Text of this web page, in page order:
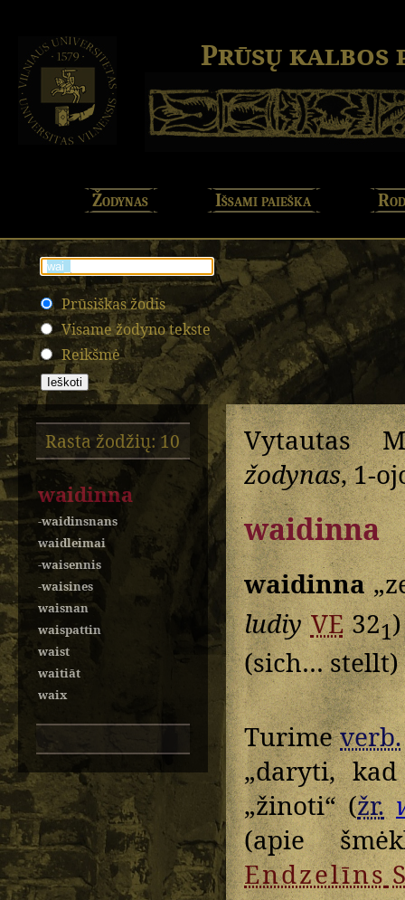
Prūsų kalbos
Žodynas Išsami paieška
Prūsiškas žodis
Visame žodyno tekste
Reikšmė
Rasta žodžių: 10
waidinna
-waidinsnans
waidleimai
-waisennis
-waisines
waisnan
waispattin
waist
waitiāt
waix
Vytautas
žodynas, 1-
waidinna
waidinna
ludiy VE321
(sich… stellt)
Turimeverb.
„daryti,
„žinoti“ (žr.
(apie
Endzelīns